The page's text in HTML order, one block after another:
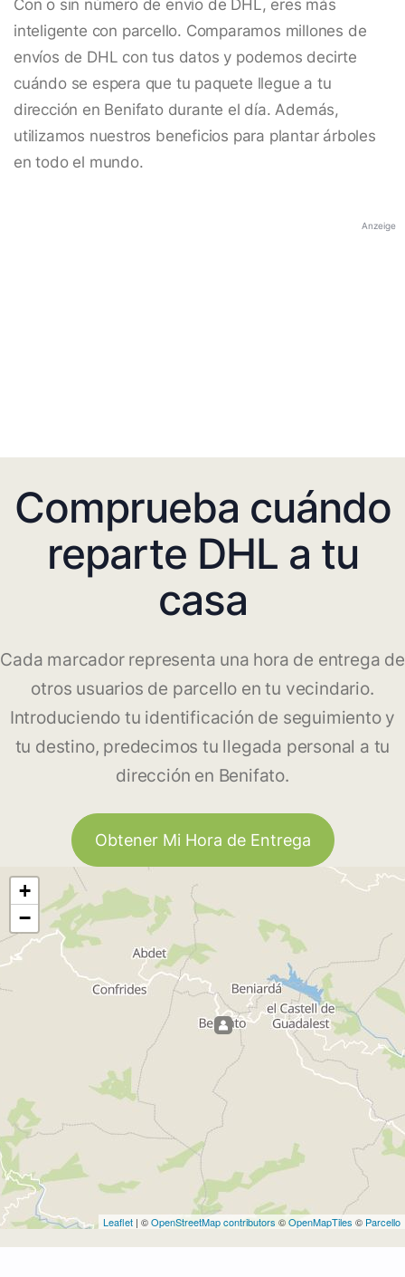
Con o sin número de envío de DHL, eres más
inteligente con parcello. Comparamos millones de
envíos de DHL con tus datos y podemos decirte
cuándo se espera que tu paquete llegue a tu
dirección en Benifato durante el día. Además,
utilizamos nuestros beneficios para plantar árboles
en todo el mundo.
Anzeige
Comprueba cuándo
reparte DHL a tu
casa
Cada marcador representa una hora de entrega de
otros usuarios de parcello en tu vecindario.
Introduciendo tu identificación de seguimiento y
tu destino, predecimos tu llegada personal a tu
dirección en Benifato.
Obtener Mi Hora de Entrega
+
−
Leaflet | ©OpenStreetMap contributors ©OpenMapTiles © Parcello